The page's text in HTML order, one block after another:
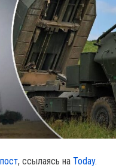
, ссылаясь на Today.